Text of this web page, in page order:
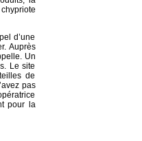
d’une
Auprès
Un
Le site
de
pas
pour la